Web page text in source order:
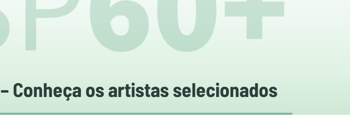
– Conheça os artistas selecionados